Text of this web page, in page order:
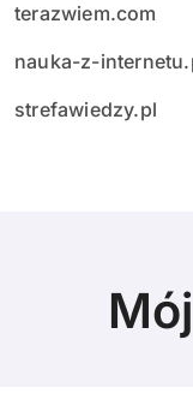
terazwiem.com
nauka-z-
strefawiedzy.pl